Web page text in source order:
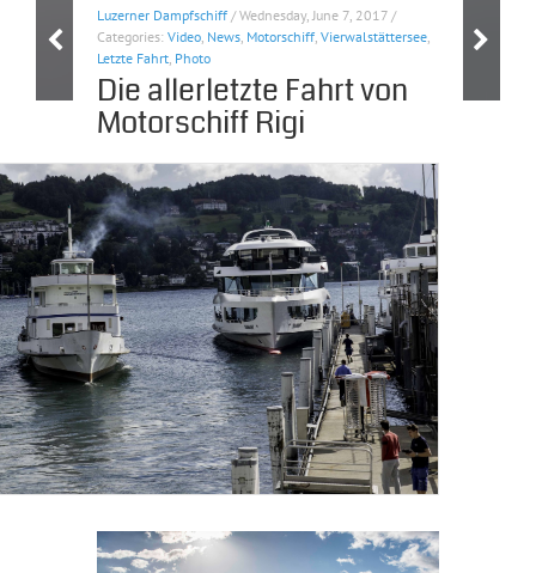
Luzerner Dampfschiff / Wednesday, June 7, 2017 /
Categories:Video, News, Motorschiff,Vierwalstättersee,
Letzte Fahrt, Photo
Die allerletzte Fahrt von
Motorschiff Rigi